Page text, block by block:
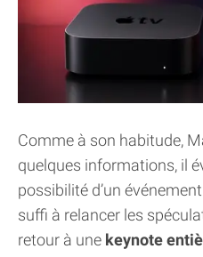
Comme à son habitude,
quelques informations, il
possibilité d’un événement
suffi à relancer les
retour à une keynote